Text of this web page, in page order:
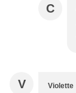
C
V Violette